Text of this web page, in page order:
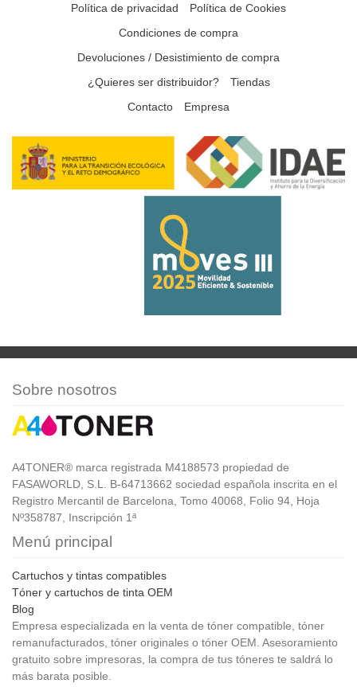
Política de privacidad
Política de Cookies
Condiciones de compra
Devoluciones / Desistimiento de compra
¿Quieres ser distribuidor?
Tiendas
Contacto
Empresa
Sobre nosotros
A4TONER® marca registrada M4188573 propiedad de
FASAWORLD, S.L. B-64713662 sociedad española inscrita en el
Registro Mercantil de Barcelona, Tomo 40068, Folio 94, Hoja
Nº358787, Inscripción 1ª
Menú principal
Cartuchos y tintas compatibles
Tóner y cartuchos de tinta OEM
Blog
Empresa especializada en la venta de tóner compatible, tóner
remanufacturados, tóner originales o tóner OEM. Asesoramiento
gratuito sobre impresoras, la compra de tus tóneres te saldrá lo
más barata posible.